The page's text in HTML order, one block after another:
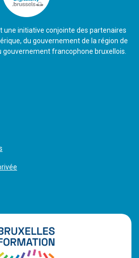
une initiative conjointe des partenaires
du gouvernement de la région de
gouvernement francophone bruxellois.